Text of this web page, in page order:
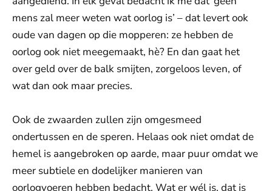
mens zal meer weten wat oorlog is’ – dat levert ook
oude van dagen op die mopperen: ze hebben de
oorlog ook niet meegemaakt, hè? En dan gaat het
over geld over de balk smijten, zorgeloos leven, of
wat dan ook maar precies.
Ook de zwaarden zullen zijn omgesmeed
ondertussen en de speren. Helaas ook niet omdat de
hemel is aangebroken op aarde, maar puur omdat we
meer subtiele en dodelijker manieren van
oorlogvoeren hebben bedacht. Wat er wél is, dat is